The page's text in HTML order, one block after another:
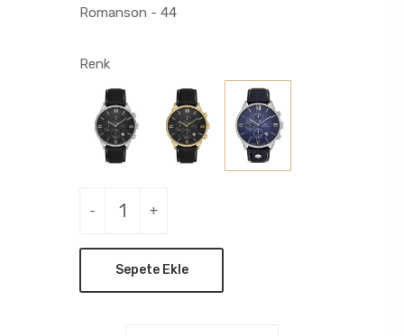
Romanson - 44
Renk
- +
Sepete Ekle